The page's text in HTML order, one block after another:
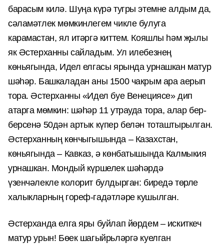
барасым килә. Шуңа күрә тугры этемне алдым да,
сәламәтлек мөмкинлегем чикле булуга
карамастан, ял итәргә киттем. Кояшлы һәм җылы
як Әстерханны сайладым. Ул илебезнең
көньягында, Идел елгасы ярында урнашкан матур
шәһәр. Башкаладан аны 1500 чакрым ара аерып
тора. Әстерханны «Идел буе Венециясе» дип
атарга мөмкин: шәһәр 11 утрауда тора, алар бер-
берсенә 50дән артык күпер белән тоташтырылган.
Әстерханның көнчыгышында – Казахстан,
көньягында – Кавказ, ә көнбатышында Калмыкия
урнашкан. Мондый күршелек шәһәрдә
үзенчәлекле колорит булдырган: биредә төрле
халыкларның гореф-гадәтләре кушылган.
Әстерханда елга яры буйлап йөрдем – искиткеч
матур урын! Бөек шагыйрьләргә куелган